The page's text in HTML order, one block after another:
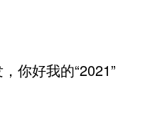
你好我的“2021”